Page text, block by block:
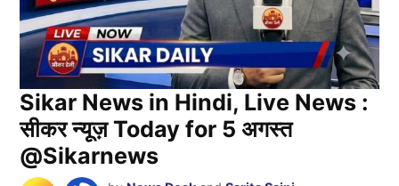
Sikar News in Hindi, Live News :
सीकर न्यूज़ Today for 5 अगस्त
@Sikarnews